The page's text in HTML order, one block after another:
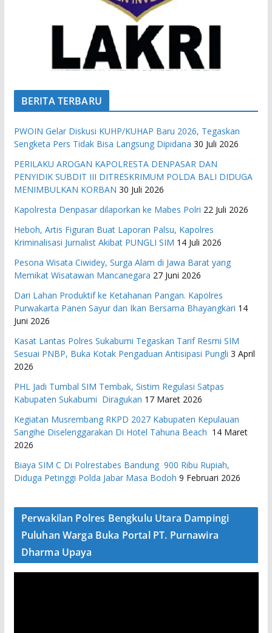
BERITA TERBARU
PWOIN Gelar Diskusi KUHP/KUHAP Baru 2026, Tegaskan
Sengketa Pers Tidak Bisa Langsung Dipidana 30 Juli 2026
PERILAKU AROGAN KAPOLRESTA DENPASAR DAN
PENYIDIK SUBDIT III DITRESKRIMUM POLDA BALI DIDUGA
MENIMBULKAN KORBAN 30 Juli 2026
Kapolresta Denpasar dilaporkan ke Mabes Polri 22 Juli 2026
Heboh, Artis Figuran Buat Laporan Palsu, Kapolres
Kriminalisasi Jurnalist Akibat PUNGLI SIM 14 Juli 2026
Pesona Wisata Ciwidey, Surga Alam di Jawa Barat yang
Memikat Wisatawan Mancanegara 27 Juni 2026
Dari Lahan Produktif ke Ketahanan Pangan. Kapolres
Purwakarta Panen Sayur dan Ikan Bersama Bhayangkari 14
Juni 2026
Kasat Lantas Polres Sukabumi Tegaskan Tarif Resmi SIM
Sesuai PNBP, Buka Kotak Pengaduan Antisipasi Pungli 3 April
2026
PHL Jadi Tumbal SIM Tembak, Sistim Regulasi Satpas
Kabupaten Sukabumi Diragukan 17 Maret 2026
Kegiatan Musrembang RKPD 2027 ​Kabupaten Kepulauan
Sangihe Diselenggarakan Di Hotel Tahuna Beach 14 Maret
2026
Biaya SIM C Di Polrestabes Bandung 900 Ribu Rupiah,
Diduga Petinggi Polda Jabar Masa Bodoh 9 Februari 2026
Perwakilan Polres Bengkulu Utara Dampingi
Puluhan Warga Buka Portal PT. Purnawira
Dharma Upaya